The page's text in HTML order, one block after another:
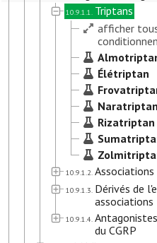
10.9.1.1. Triptans
afficher
Élétriptan
Naratriptan
Rizatriptan
10.9.1.2.
10.9.1.3. Dérivés de
associations
10.9.1.4.
du CGRP